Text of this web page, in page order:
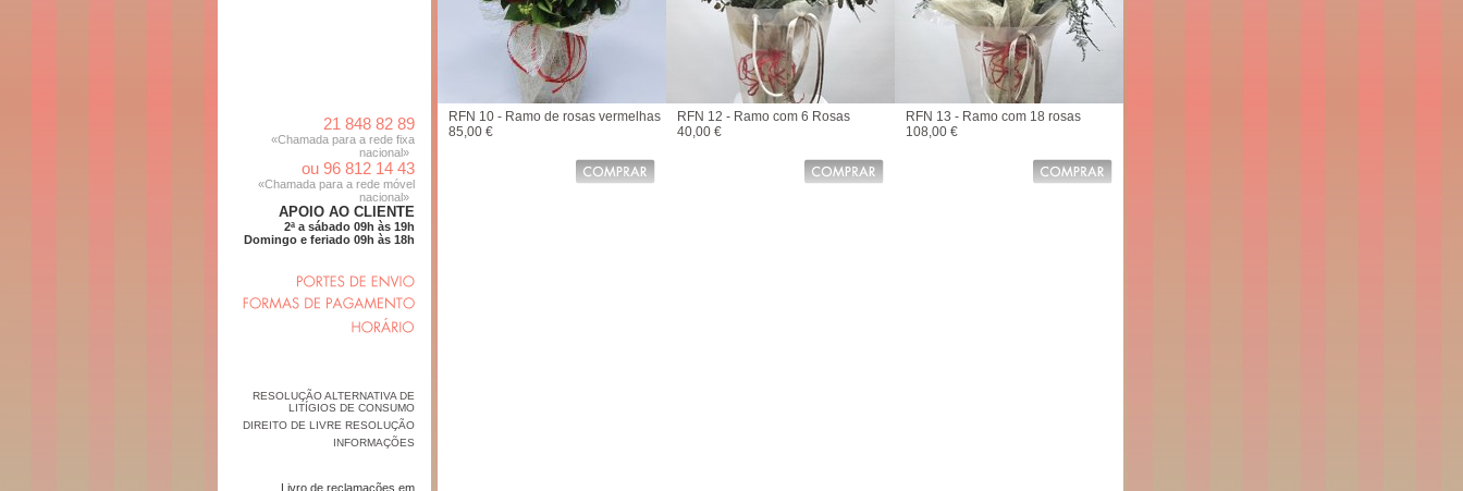
21 848 82 89
«Chamada para a rede fixa
nacional»
ou 96 812 14 43
«Chamada para a rede móvel
nacional»
APOIO AO CLIENTE
2ª a sábado 09h às 19h
Domingo e feriado 09h às 18h
RESOLUÇÃO ALTERNATIVA DE
LITÍGIOS DE CONSUMO
DIREITO DE LIVRE RESOLUÇÃO
INFORMAÇÕES
Livro de reclamações em
RFN 10 - Ramo de rosas vermelhas
85,00 €
RFN 12 - Ramo com 6 Rosas
40,00 €
RFN 13 - Ramo com 18 rosas
108,00 €